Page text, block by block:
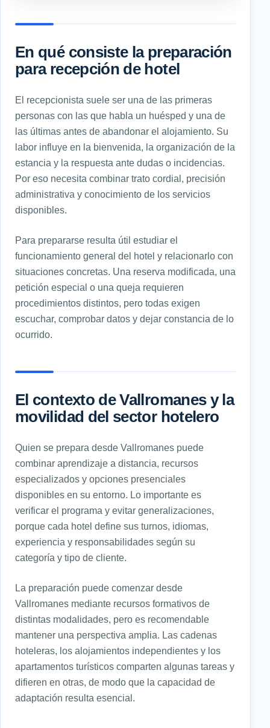
En qué consiste la preparación
para recepción de hotel
El recepcionista suele ser una de las primeras
personas con las que habla un huésped y una de
las últimas antes de abandonar el alojamiento. Su
labor influye en la bienvenida, la organización de la
estancia y la respuesta ante dudas o incidencias.
Por eso necesita combinar trato cordial, precisión
administrativa y conocimiento de los servicios
disponibles.
Para prepararse resulta útil estudiar el
funcionamiento general del hotel y relacionarlo con
situaciones concretas. Una reserva modificada, una
petición especial o una queja requieren
procedimientos distintos, pero todas exigen
escuchar, comprobar datos y dejar constancia de lo
ocurrido.
El contexto de Vallromanes y la
movilidad del sector hotelero
Quien se prepara desde Vallromanes puede
combinar aprendizaje a distancia, recursos
especializados y opciones presenciales
disponibles en su entorno. Lo importante es
verificar el programa y evitar generalizaciones,
porque cada hotel define sus turnos, idiomas,
experiencia y responsabilidades según su
categoría y tipo de cliente.
La preparación puede comenzar desde
Vallromanes mediante recursos formativos de
distintas modalidades, pero es recomendable
mantener una perspectiva amplia. Las cadenas
hoteleras, los alojamientos independientes y los
apartamentos turísticos comparten algunas tareas y
difieren en otras, de modo que la capacidad de
adaptación resulta esencial.